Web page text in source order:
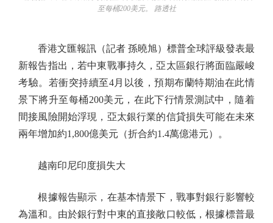
至每桶200美元。 路透社
香港文匯報訊（記者 孫曉旭）標普全球評級發表最
新報告指出，若中東戰事持久，亞太區銀行將面臨嚴峻
考驗。若衝突持續至4月以後，預期布蘭特期油在此情
景下將升至每桶200美元，在此下行情景測試中，隨着
間接風險開始浮現，亞太銀行業的信貸損失可能在未來
兩年增加約1,800億美元（折合約1.4萬億港元）。
越南印尼印度損失大
根據報告顯示，在基本情景下，戰事對銀行影響較
為溫和。由於銀行對中東的直接敞口較低，根據標普最